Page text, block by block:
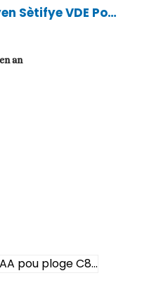
Sètifye VDE Pou
an